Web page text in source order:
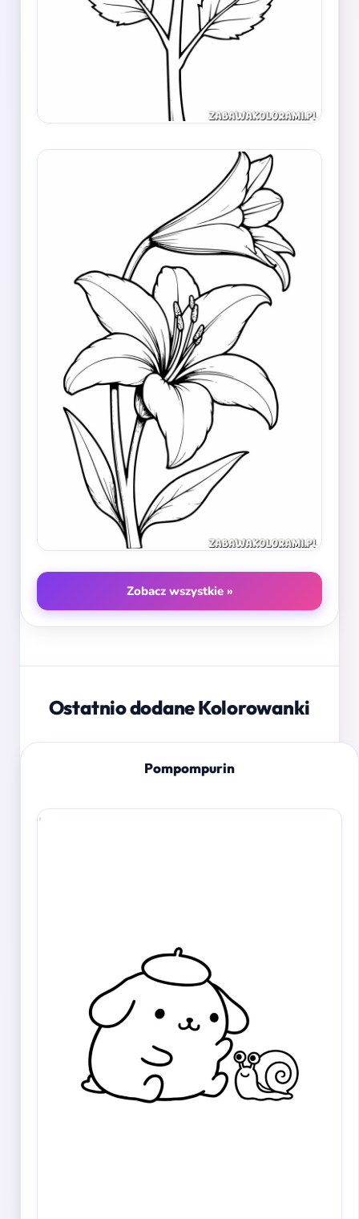
Zobacz wszystkie »
Ostatnio dodane Kolorowanki
Pompompurin